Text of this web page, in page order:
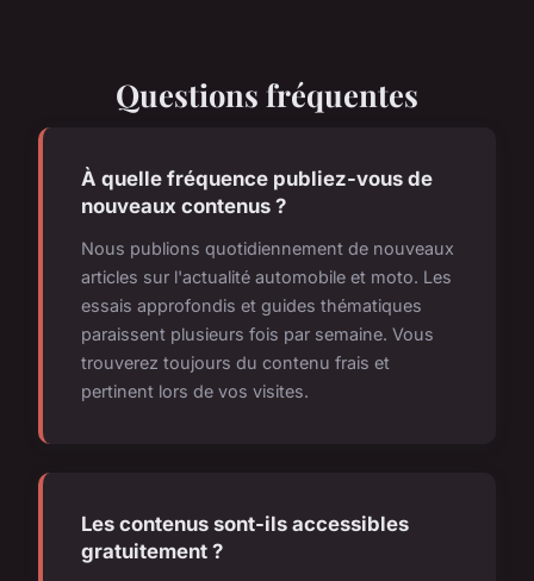
Questions fréquentes
À quelle fréquence publiez-vous de
nouveaux contenus ?
Nous publions quotidiennement de nouveaux
articles sur l'actualité automobile et moto. Les
essais approfondis et guides thématiques
paraissent plusieurs fois par semaine. Vous
trouverez toujours du contenu frais et
pertinent lors de vos visites.
Les contenus sont-ils accessibles
gratuitement ?